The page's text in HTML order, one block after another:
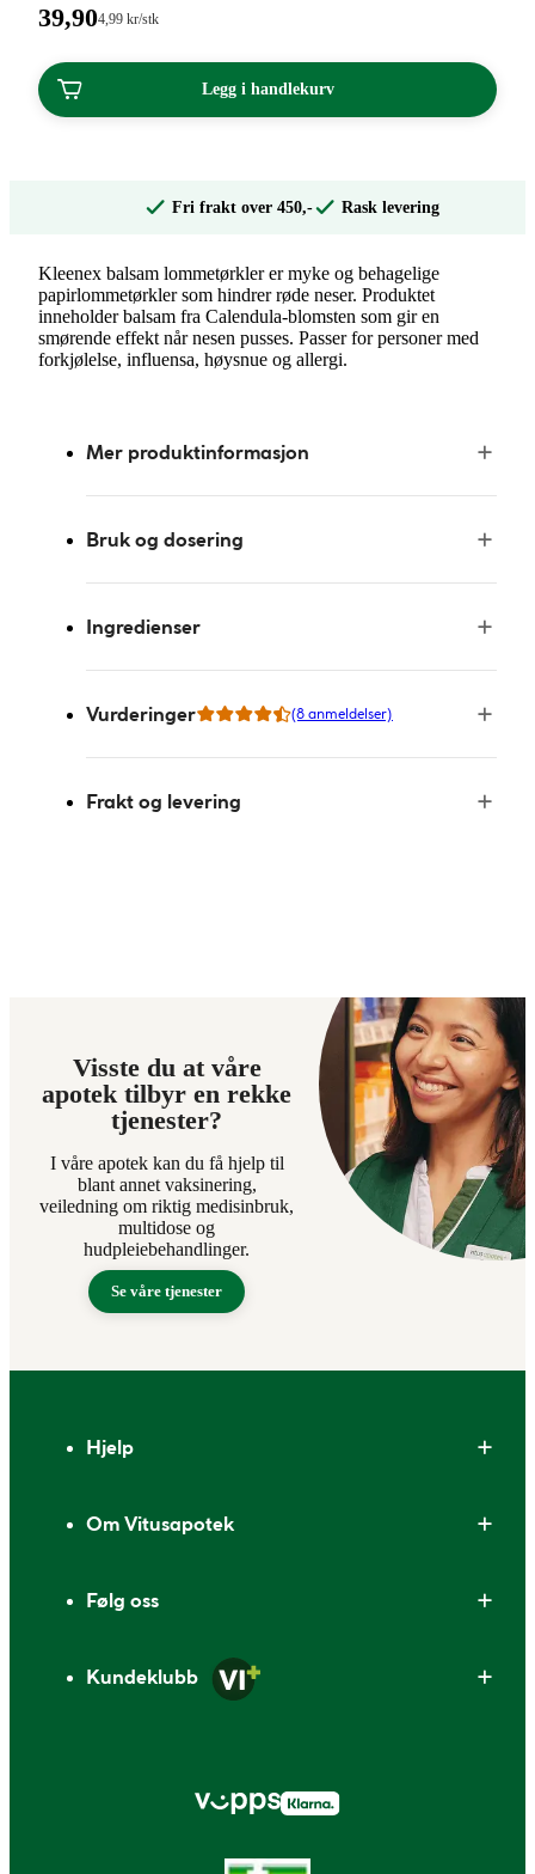
Pris:
kroner.
39,90Stykkpris:
kroner.
4 ,99 kr/stk
Legg i handlekurv
Fri frakt over 450,- Rask levering
Kleenex balsam lommetørkler er myke og behagelige
papirlommetørkler som hindrer røde neser. Produktet
inneholder balsam fra Calendula-blomsten som gir en
smørende effekt når nesen pusses. Passer for personer med
forkjølelse, influensa, høysnue og allergi.
Mer produktinformasjon
Bruk og dosering
Ingredienser
Vurderinger (8 anmeldelser)
Frakt og levering
Visste du at våre
apotek tilbyr en rekke
tjenester?
I våre apotek kan du få hjelp til
blant annet vaksinering,
veiledning om riktig medisinbruk,
multidose og
hudpleiebehandlinger.
Se våre tjenester
Hjelp
Om Vitusapotek
Følg oss
Kundeklubb